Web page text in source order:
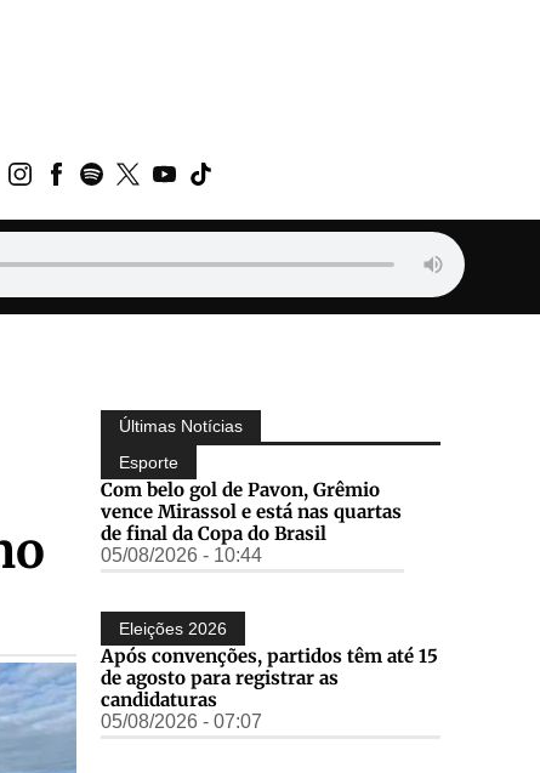
Últimas Notícias
Esporte
Com belo gol de Pavon, Grêmio
vence Mirassol e está nas quartas
de final da Copa do Brasil
05/08/2026 - 10:44
Eleições 2026
Após convenções, partidos têm até 15
de agosto para registrar as
candidaturas
05/08/2026 - 07:07